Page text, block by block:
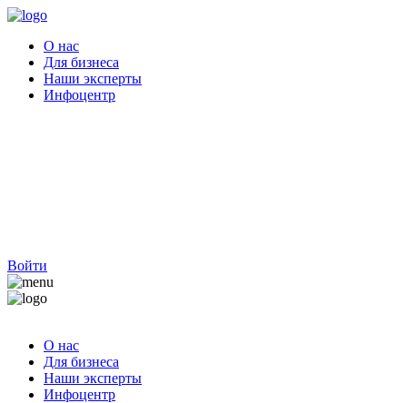
О нас
Для бизнеса
Наши эксперты
Инфоцентр
Войти
О нас
Для бизнеса
Наши эксперты
Инфоцентр